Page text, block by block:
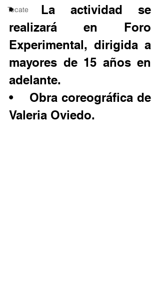
Tecate
•	La actividad se
realizará en Foro
Experimental, dirigida a
mayores de 15 años en
adelante.
•	Obra coreográfica de
Valeria Oviedo.